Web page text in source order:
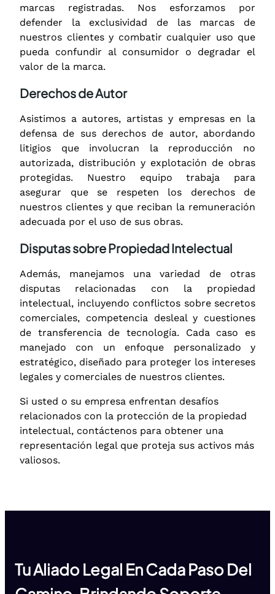
marcas registradas. Nos esforzamos por
defender la exclusividad de las marcas de
nuestros clientes y combatir cualquier uso que
pueda confundir al consumidor o degradar el
valor de la marca.
Derechos de Autor
Asistimos a autores, artistas y empresas en la
defensa de sus derechos de autor, abordando
litigios que involucran la reproducción no
autorizada, distribución y explotación de obras
protegidas. Nuestro equipo trabaja para
asegurar que se respeten los derechos de
nuestros clientes y que reciban la remuneración
adecuada por el uso de sus obras.
Disputas sobre Propiedad Intelectual
Además, manejamos una variedad de otras
disputas relacionadas con la propiedad
intelectual, incluyendo conflictos sobre secretos
comerciales, competencia desleal y cuestiones
de transferencia de tecnología. Cada caso es
manejado con un enfoque personalizado y
estratégico, diseñado para proteger los intereses
legales y comerciales de nuestros clientes.
Si usted o su empresa enfrentan desafíos
relacionados con la protección de la propiedad
intelectual, contáctenos para obtener una
representación legal que proteja sus activos más
valiosos.
Tu Aliado Legal En Cada Paso Del